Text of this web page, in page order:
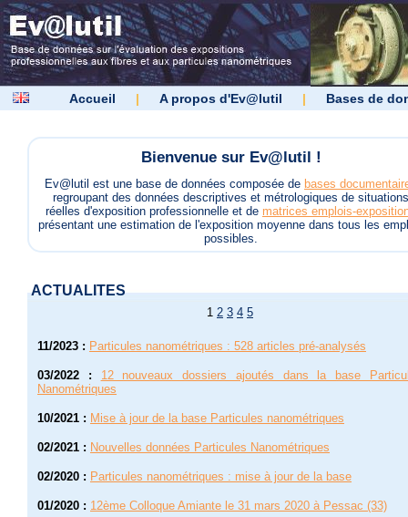
Accueil | A propos d'Ev@lutil | Bases de
Bienvenue sur Ev@lutil !
Ev@lutil est une base de données composée de bases
regroupant des données descriptives et métrologiques de situations
réelles d'exposition professionnelle et de matrices emplois-
présentant une estimation de l'exposition moyenne dans tous les
possibles.
ACTUALITES
1 2 3 4 5
11/2023 : Particules nanométriques : 528 articles pré-analysés
03/2022 :
12 nouveaux dossiers ajoutés dans la base
Nanométriques
10/2021 : Mise à jour de la base Particules nanométriques
02/2021 : Nouvelles données Particules Nanométriques
02/2020 : Particules nanométriques : mise à jour de la base
01/2020 : 12ème Colloque Amiante le 31 mars 2020 à Pessac (33)